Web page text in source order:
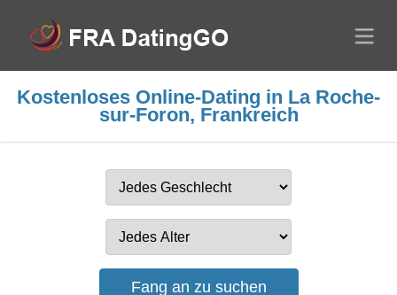
Kostenloses Online-Dating in La Roche-
sur-Foron, Frankreich